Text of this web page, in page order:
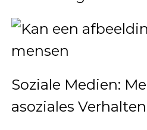
Soziale Medien:
asoziales Verhalten